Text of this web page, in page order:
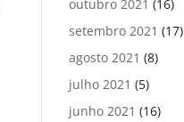
outubro 2021 (16)
setembro 2021 (17)
agosto 2021 (8)
julho 2021 (5)
junho 2021 (16)